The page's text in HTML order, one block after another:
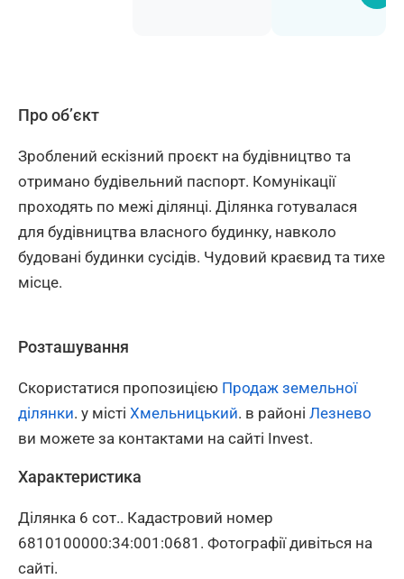
Про об’єкт
Зроблений ескізний проєкт на будівництво та
отримано будівельний паспорт. Комунікації
проходять по межі ділянці. Ділянка готувалася
для будівництва власного будинку, навколо
будовані будинки сусідів. Чудовий краєвид та тихе
місце.
Розташування
Скористатися пропозицією Продаж земельної
ділянки. у місті Хмельницький. в районі Лезнево
ви можете за контактами на сайті Invest.
Характеристика
Ділянка 6 сот.. Кадастровий номер
6810100000:34:001:0681. Фотографії дивіться на
сайті.